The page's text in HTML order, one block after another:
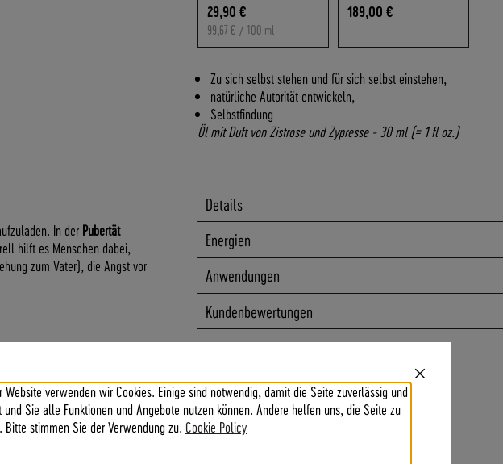
Close
Website verwenden wir Cookies. Einige sind notwendig, damit die Seite zuverlässig und
Sie alle Funktionen und Angebote nutzen können. Andere helfen uns, die Seite zu
Bitte stimmen Sie der Verwendung zu. Cookie Policy
29,90 €
99,67 € / 100 ml
189,00 €
Zu sich selbst stehen und für sich selbst einstehen,
natürliche Autorität entwickeln,
Selbstfindung
Öl mit Duft von Zistrose und Zypresse - 30 ml (= 1 fl oz.)
In der Pubertät
hilft es Menschen dabei,
zum Vater), die Angst vor
stärken, Vaterthemen,
Autorität, Selbstfindung, Rückgrat
Durchsetzen in der Gruppe, sich
für sich einstehen,
Details
Energien
Anwendungen
Kundenbewertungen